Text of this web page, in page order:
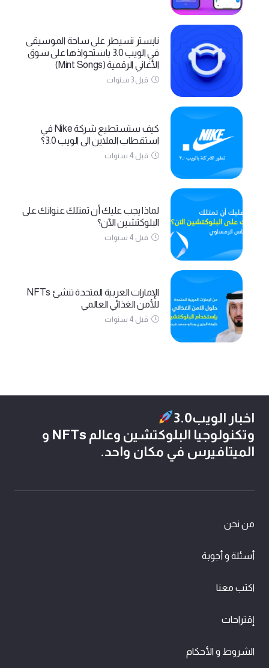
نابستر تسيطر على ساحة الموسيقى
في الويب 3.0 باستحواذها على سوق
الأغاني الرقمية (Mint Songs)
قبل 3 سنوات
كيف ستستطيع شركة Nike في
استقطاب الملاين الى الويب 3.0؟
قبل 4 سنوات
لماذا يجب عليك أن تمتلك عنوانك على
البلوكتشين الآن؟
قبل 4 سنوات
الإمارات العربية المتحدة تنشئ NFTs
للأمن الغذائي العالمي
قبل 4 سنوات
اخبار الويب3.0
وتكنولوجيا البلوكتشين وعالم NFTs و
الميتافيرس في مكان واحد.
من نحن
أسئلة و أجوبة
اكتب معنا
إقتراحات
الشروط و الأحكام